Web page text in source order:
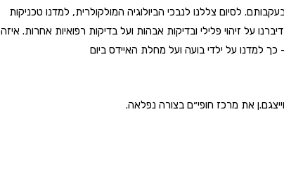
לסיום צללנו לנבכי הביולוגיה המולקולרית, למדנו טכניקות
על זיהוי פלילי ובדיקות אבהות ועל בדיקות רפואיות אחרות. איזה
כך למדנו על ילדי בועה ועל מחלת האיידס ביום
את מרכז חופי״ם בצורה נפלאה.